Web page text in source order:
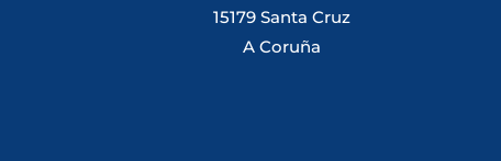
15179 Santa Cruz
A Coruña